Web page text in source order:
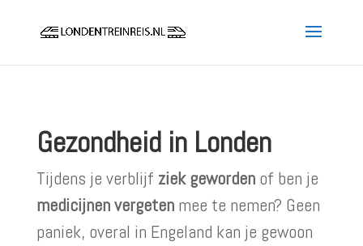
Gezondheid in Londen
Tijdens je verblijf ziek gewordenof ben je
medicijnen vergetenmee te nemen? Geen
paniek, overal in Engeland kan je gewoon